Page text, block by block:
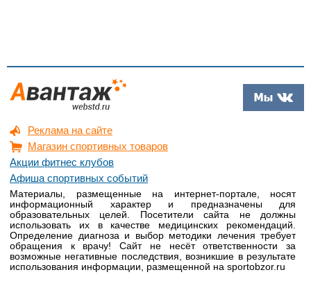
Реклама на сайте
Магазин спортивных товаров
Акции фитнес клубов
Афиша спортивных событий
Материалы, размещенные на интернет-портале, носят
информационный характер и предназначены для
образовательных целей. Посетители сайта не должны
использовать их в качестве медицинских рекомендаций.
Определение диагноза и выбор методики лечения требует
обращения к врачу! Сайт не несёт ответственности за
возможные негативные последствия, возникшие в результате
использования информации, размещенной на sportobzor.ru